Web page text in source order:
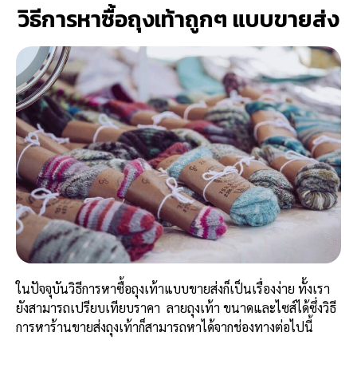
วิธีการหาซื้อถุงเท้าถูกๆ แบบขายส่ง
ในปัจจุบันวิธีการหาซื้อถุงเท้าแบบขายส่งก็เป็นเรื่องง่าย ทั้งเรา
ยังสามารถเปรียบเทียบราคา ลายถุงเท้า ขนาดและไซส์ได้ซึ่งวิธี
การหาร้านขายส่งถุงเท้าก็สามารถหาได้จากช่องทางต่อไปนี้